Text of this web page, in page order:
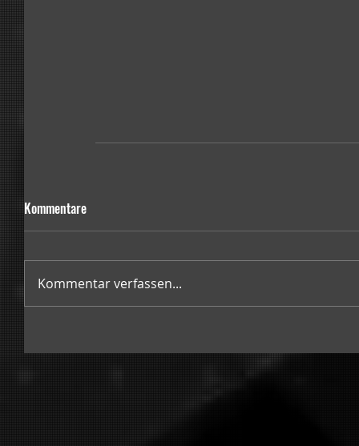
Kommentare
Kommentar verfassen...